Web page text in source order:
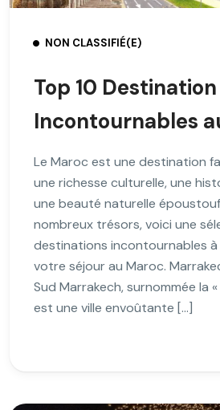
NON CLASSIFIÉ(E)
Top 10 Destination
Incontournables
Le Maroc est une destination
une richesse culturelle, une
une beauté naturelle
nombreux trésors, voici une
destinations incontournables
votre séjour au Maroc.
Sud Marrakech, surnommée la
est une ville envoûtante […]